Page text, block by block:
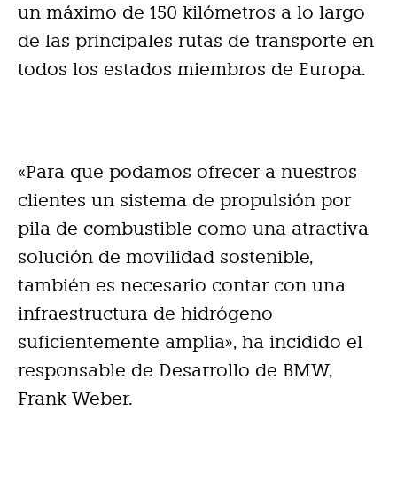
un máximo de 150 kilómetros a lo largo
de las principales rutas de transporte en
todos los estados miembros de Europa.
«Para que podamos ofrecer a nuestros
clientes un sistema de propulsión por
pila de combustible como una atractiva
solución de movilidad sostenible,
también es necesario contar con una
infraestructura de hidrógeno
suficientemente amplia», ha incidido el
responsable de Desarrollo de BMW,
Frank Weber.